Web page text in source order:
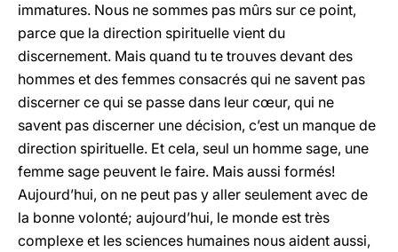
immatures. Nous ne sommes pas mûrs sur ce point,
parce que la direction spirituelle vient du
discernement. Mais quand tu te trouves devant des
hommes et des femmes consacrés qui ne savent pas
discerner ce qui se passe dans leur cœur, qui ne
savent pas discerner une décision, c’est un manque de
direction spirituelle. Et cela, seul un homme sage, une
femme sage peuvent le faire. Mais aussi formés!
Aujourd’hui, on ne peut pas y aller seulement avec de
la bonne volonté; aujourd’hui, le monde est très
complexe et les sciences humaines nous aident aussi,